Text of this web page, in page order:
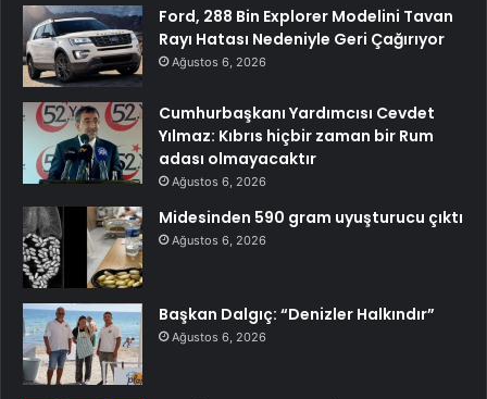
Ford, 288 Bin Explorer Modelini Tavan
Rayı Hatası Nedeniyle Geri Çağırıyor
Ağustos 6, 2026
Cumhurbaşkanı Yardımcısı Cevdet
Yılmaz: Kıbrıs hiçbir zaman bir Rum
adası olmayacaktır
Ağustos 6, 2026
Midesinden 590 gram uyuşturucu çıktı
Ağustos 6, 2026
Başkan Dalgıç: “Denizler Halkındır”
Ağustos 6, 2026